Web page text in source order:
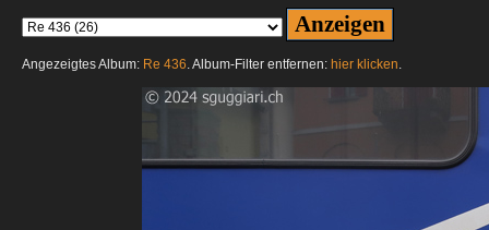
Angezeigtes Album: Re 436. Album-Filter entfernen: hier klicken.